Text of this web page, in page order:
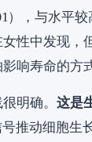
），与水平
性中发现，
响寿命的方
明确。 这是
号推动细胞生